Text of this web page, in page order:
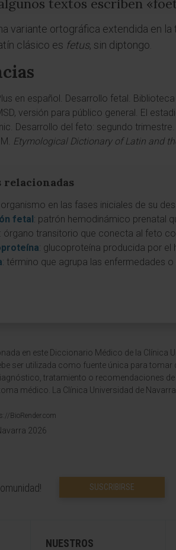
textos escriben
variante ortográfica extendida en
clásico es fetus, sin diptongo.
en español. Desarrollo fetal.
versión para público general. El
Desarrollo del feto: segundo trimestre.
Etymological Dictionary of Latin and
relacionadas
organismo en las fases iniciales de su
fetal: patrón hemodinámico prenatal
: órgano transitorio que conecta al feto
: glucoproteína producida por
: término que agrupa las enfermedades
en este Diccionario Médico de la
ser utilizada como fuente única para
tratamiento o recomendaciones
médico. La Clínica Universidad de
BioRender.com
2026
SUSCRIBIRSE
NUESTROS